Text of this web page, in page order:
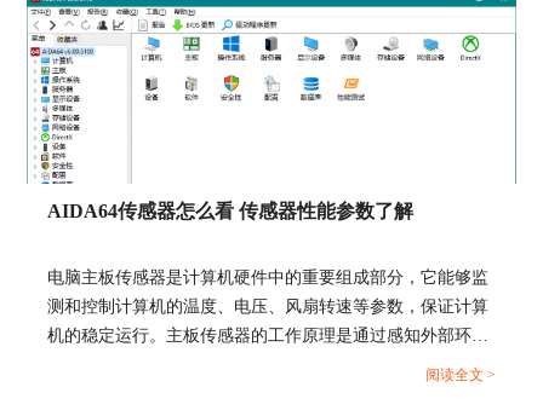
图片5：设置背景颜色
如图所示，我们选中的显示项目都成功显示在屏幕
上了。
体内容。...
AIDA64传感器怎么看 传感器性能参数了解
电脑主板传感器是计算机硬件中的重要组成部分，它能够监
测和控制计算机的温度、电压、风扇转速等参数，保证计算
机的稳定运行。主板传感器的工作原理是通过感知外部环境
的变化，将这些变化转化为电信号，再通过主板上的芯片处
阅读全文 >